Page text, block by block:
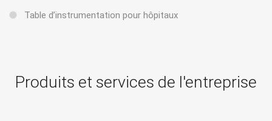
Table d’instrumentation pour hôpitaux
Produits et services de l'entreprise